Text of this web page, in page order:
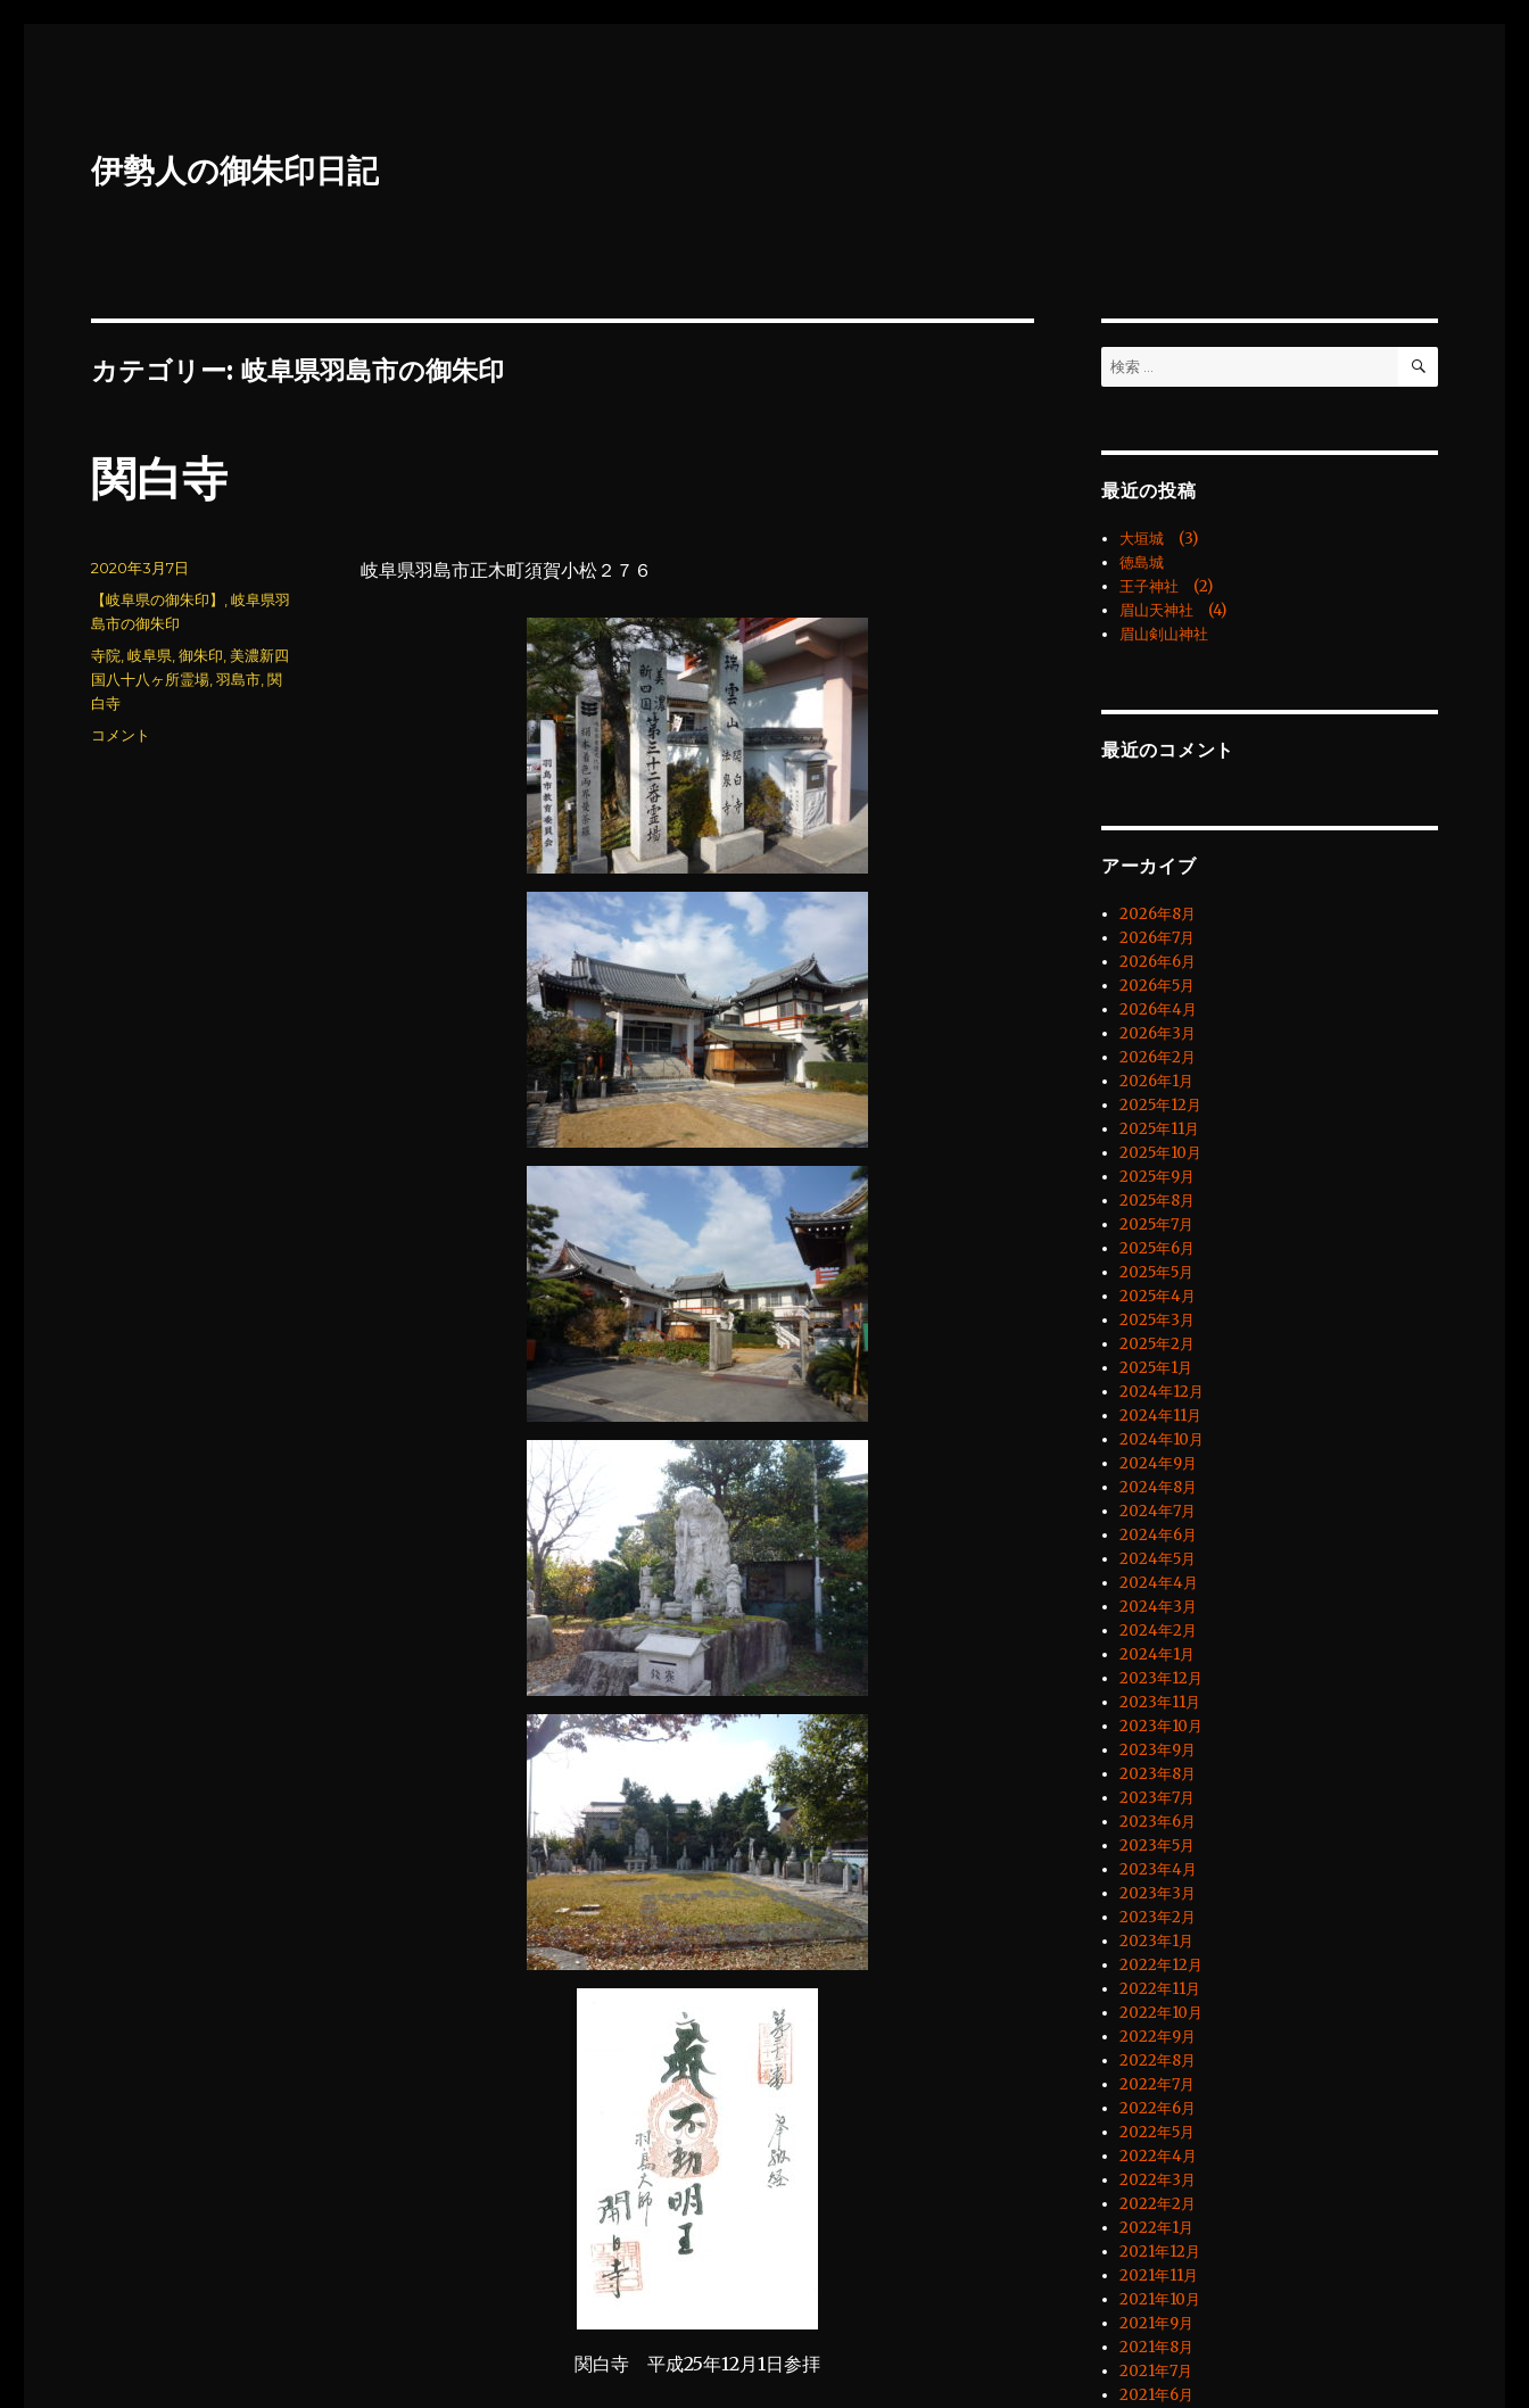
伊勢人の御朱印日記
カテゴリー:岐阜県羽島市の御朱印
関白寺
岐阜県羽島市正木町須賀小松２７６
関白寺 平成25年12月1日参拝
投
稿
日:
2020年3月7日
カ
テ
ゴ
リ
ー
【岐阜県の御朱印】 ,岐阜県羽
島市の御朱印
タ
グ
寺院 ,岐阜県 ,御朱印 ,美濃新四
国八十八ヶ所霊場 ,羽島市 ,関
白寺
関
コメント
検
索:
検
最近の投稿
大垣城 (3)
徳島城
王子神社 (2)
眉山天神社 (4)
眉山剣山神社
最近のコメント
アーカイブ
2026年8月
2026年7月
2026年6月
2026年5月
2026年4月
2026年3月
2026年2月
2026年1月
2025年12月
2025年11月
2025年10月
2025年9月
2025年8月
2025年7月
2025年6月
2025年5月
2025年4月
2025年3月
2025年2月
2025年1月
2024年12月
2024年11月
2024年10月
2024年9月
2024年8月
2024年7月
2024年6月
2024年5月
2024年4月
2024年3月
2024年2月
2024年1月
2023年12月
2023年11月
2023年10月
2023年9月
2023年8月
2023年7月
2023年6月
2023年5月
2023年4月
2023年3月
2023年2月
2023年1月
2022年12月
2022年11月
2022年10月
2022年9月
2022年8月
2022年7月
2022年6月
2022年5月
2022年4月
2022年3月
2022年2月
2022年1月
2021年12月
2021年11月
2021年10月
2021年9月
2021年8月
2021年7月
2021年6月